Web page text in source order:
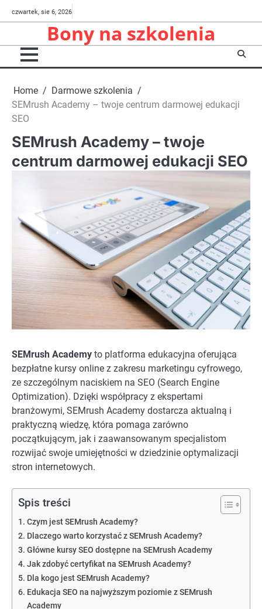
to
czwartek, sie 6, 2026
Bony na szkolenia
Home
Darmowe szkolenia
SEMrush Academy – twoje centrum darmowej edukacji
SEO
SEMrush Academy – twoje
centrum darmowej edukacji SEO
SEMrush Academy to platforma edukacyjna oferująca
bezpłatne kursy online z zakresu marketingu cyfrowego,
ze szczególnym naciskiem na SEO (Search Engine
Optimization). Dzięki współpracy z ekspertami
branżowymi, SEMrush Academy dostarcza aktualną i
praktyczną wiedzę, która pomaga zarówno
początkującym, jak i zaawansowanym specjalistom
rozwijać swoje umiejętności w dziedzinie optymalizacji
stron internetowych.
Spis treści
Czym jest SEMrush Academy?
Dlaczego warto korzystać z SEMrush Academy?
Główne kursy SEO dostępne na SEMrush Academy
Jak zdobyć certyfikat na SEMrush Academy?
Dla kogo jest SEMrush Academy?
Edukacja SEO na najwyższym poziomie z SEMrush
Academy